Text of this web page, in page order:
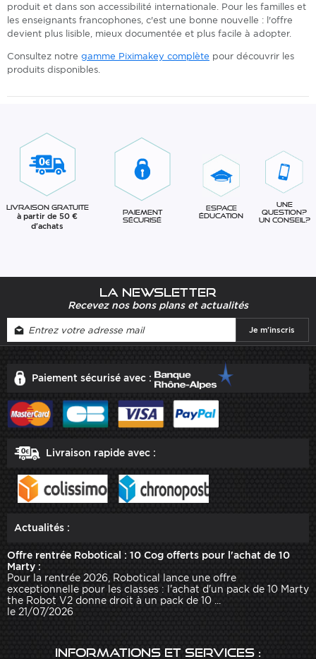
produit et dans son accessibilité internationale. Pour les familles et
les enseignants francophones, c'est une bonne nouvelle : l'offre
devient plus lisible, mieux documentée et plus facile à adopter.
Consultez notre gamme Piximakey complète pour découvrir les
produits disponibles.
Livraison gratuite
à partir de 50 €
d'achats
Paiement
sécurisé
Espace
éducation
Une
question?
Un conseil?
La newsletter
Recevez nos bons plans et actualités
Paiement sécurisé avec :
Livraison rapide avec :
Actualités :
Offre rentrée Robotical : 10 Cog offerts pour l'achat de 10
Marty :
Pour la rentrée 2026, Robotical lance une offre
exceptionnelle pour les classes : l'achat d'un pack de 10 Marty
the Robot V2 donne droit à un pack de 10 ...
le 21/07/2026
Informations et services :